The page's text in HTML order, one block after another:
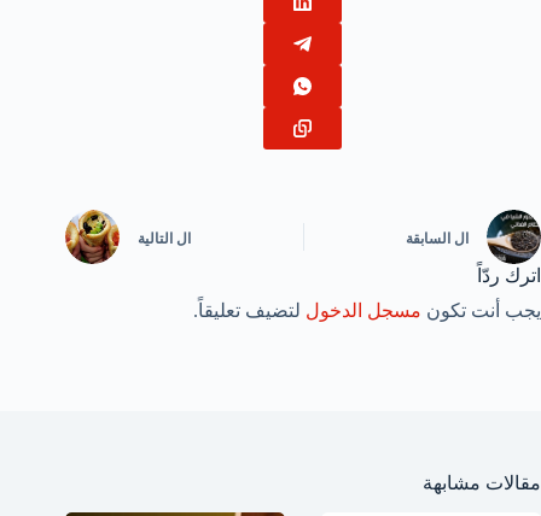
ال السابقة ال التالية
اترك ردّاً
يجب أنت تكون مسجل الدخول لتضيف تعليقاً.
مقالات مشابهة